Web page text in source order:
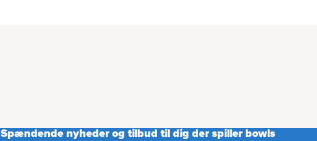
Spændende nyheder og tilbud til dig der spiller bowls